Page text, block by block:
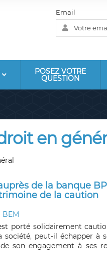
Email
POSEZ VOTRE
QUESTION
en
de la banque
de la caution
porté solidairement
société, peut-il échapper à
son engagement à ses